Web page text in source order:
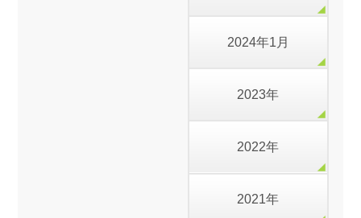
2024年1月
2023年
2022年
2021年